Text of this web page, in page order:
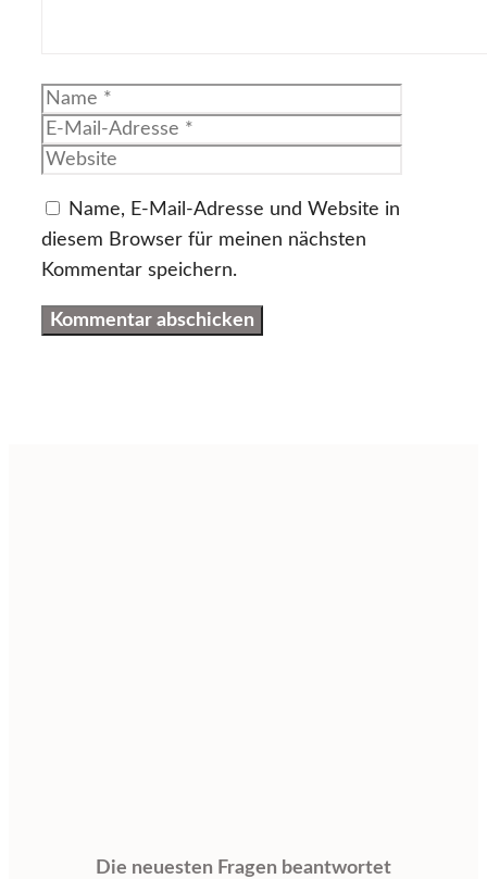
Name
Name, E-Mail-Adresse und Website in
diesem Browser für meinen nächsten
Kommentar speichern.
Die neuesten Fragen beantwortet